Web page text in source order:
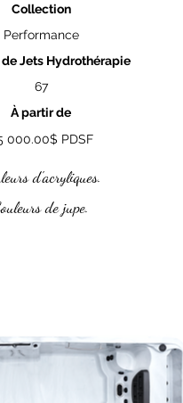
Collection
Performance
Jets Hydrothérapie
67
À partir de
000.00$ PDSF
d'acryliques.
de jupe.